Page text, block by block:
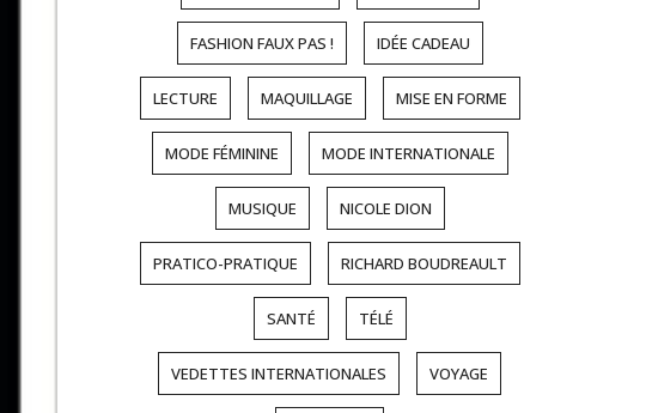
FASHION FAUX PAS ! IDÉE CADEAU
LECTURE MAQUILLAGE MISE EN FORME
MODE FÉMININE MODE INTERNATIONALE
MUSIQUE NICOLE DION
PRATICO-PRATIQUE RICHARD BOUDREAULT
SANTÉ TÉLÉ
VEDETTES INTERNATIONALES VOYAGE